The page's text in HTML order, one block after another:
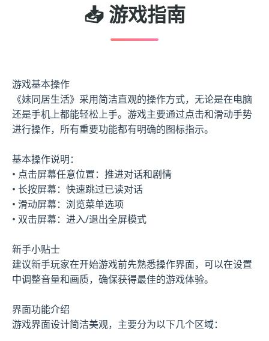
📥 游戏指南
游戏基本操作
《妹同居生活》采用简洁直观的操作方式，无论是在电脑
还是手机上都能轻松上手。游戏主要通过点击和滑动手势
进行操作，所有重要功能都有明确的图标指示。
基本操作说明：
• 点击屏幕任意位置：推进对话和剧情
• 长按屏幕：快速跳过已读对话
• 滑动屏幕：浏览菜单选项
• 双击屏幕：进入/退出全屏模式
新手小贴士
建议新手玩家在开始游戏前先熟悉操作界面，可以在设置
中调整音量和画质，确保获得最佳的游戏体验。
界面功能介绍
游戏界面设计简洁美观，主要分为以下几个区域：